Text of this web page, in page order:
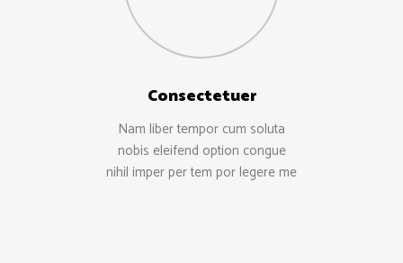
Consectetuer
Nam liber tempor cum soluta
nobis eleifend option congue
nihil imper per tem por legere me